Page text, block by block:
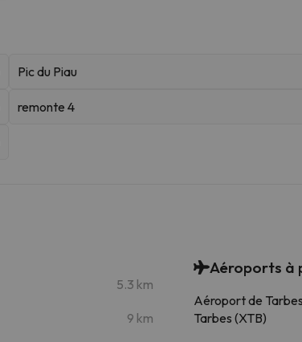
Pic du Piau
remonte 4
5.3 km
9 km
Aéroports à
Aéroport de
Tarbes (XTB)